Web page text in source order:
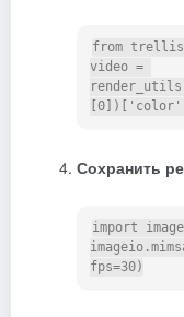
from
video =
Сохранить
import